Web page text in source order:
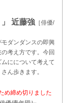
」 近藤強［俳優/
ダンダンスの即興
考え方です。今回
にについて考えて
ん歩きます。
め締め切りました